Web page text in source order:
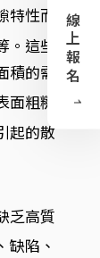
性而
。這些
的需
面粗糙
起的散
乏高質
缺陷、
線上報名